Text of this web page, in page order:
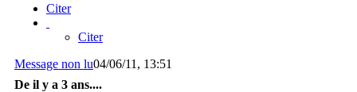
Citer
Citer
Message non lu04/06/11, 13:51
De il y a 3 ans....